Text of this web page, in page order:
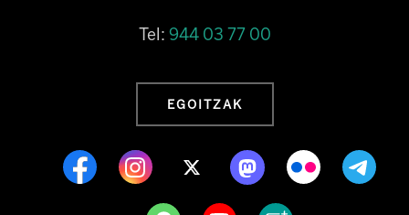
Tel: 944 03 77 00
EGOITZAK